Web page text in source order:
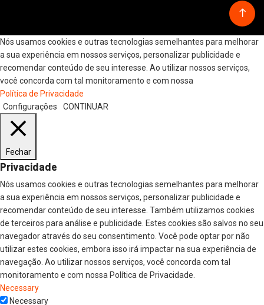
Nós usamos cookies e outras tecnologias semelhantes para melhorar
a sua experiência em nossos serviços, personalizar publicidade e
recomendar conteúdo de seu interesse. Ao utilizar nossos serviços,
você concorda com tal monitoramento e com nossa
Política de Privacidade
Configurações
CONTINUAR
Fechar
Privacidade
Nós usamos cookies e outras tecnologias semelhantes para melhorar
a sua experiência em nossos serviços, personalizar publicidade e
recomendar conteúdo de seu interesse. Também utilizamos cookies
de terceiros para análise e publicidade. Estes cookies são salvos no seu
navegador através do seu consentimento. Você pode optar por não
utilizar estes cookies, embora isso irá impactar na sua experiência de
navegação. Ao utilizar nossos serviços, você concorda com tal
monitoramento e com nossa Política de Privacidade.
Necessary
Necessary